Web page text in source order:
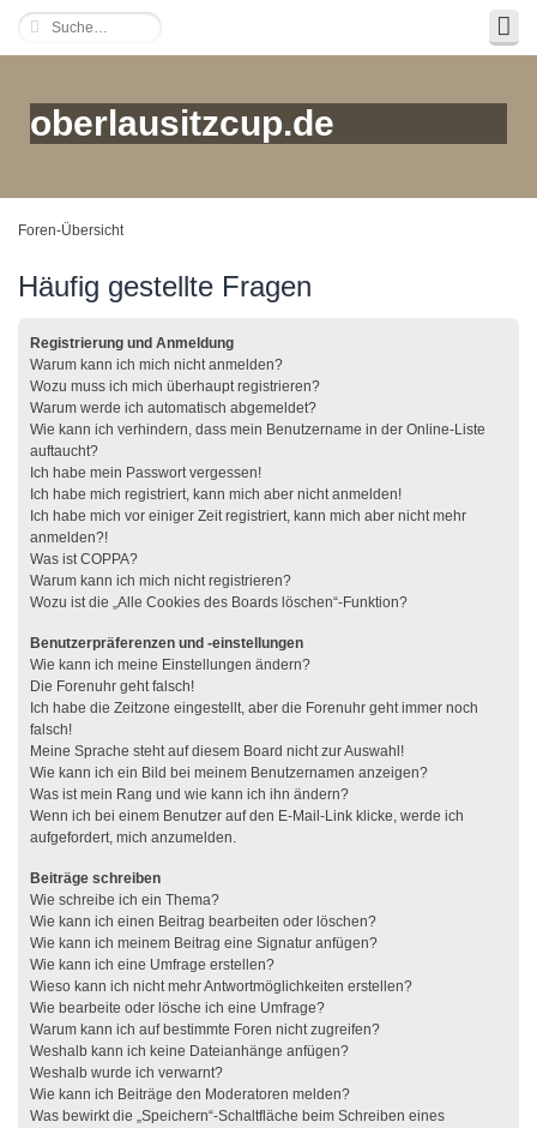
oberlausitzcup.de
Foren-Übersicht
Häufig gestellte Fragen
Registrierung und Anmeldung
Warum kann ich mich nicht anmelden?
Wozu muss ich mich überhaupt registrieren?
Warum werde ich automatisch abgemeldet?
Wie kann ich verhindern, dass mein Benutzername in der Online-Liste
auftaucht?
Ich habe mein Passwort vergessen!
Ich habe mich registriert, kann mich aber nicht anmelden!
Ich habe mich vor einiger Zeit registriert, kann mich aber nicht mehr
anmelden?!
Was ist COPPA?
Warum kann ich mich nicht registrieren?
Wozu ist die „Alle Cookies des Boards löschen“-Funktion?
Benutzerpräferenzen und -einstellungen
Wie kann ich meine Einstellungen ändern?
Die Forenuhr geht falsch!
Ich habe die Zeitzone eingestellt, aber die Forenuhr geht immer noch
falsch!
Meine Sprache steht auf diesem Board nicht zur Auswahl!
Wie kann ich ein Bild bei meinem Benutzernamen anzeigen?
Was ist mein Rang und wie kann ich ihn ändern?
Wenn ich bei einem Benutzer auf den E-Mail-Link klicke, werde ich
aufgefordert, mich anzumelden.
Beiträge schreiben
Wie schreibe ich ein Thema?
Wie kann ich einen Beitrag bearbeiten oder löschen?
Wie kann ich meinem Beitrag eine Signatur anfügen?
Wie kann ich eine Umfrage erstellen?
Wieso kann ich nicht mehr Antwortmöglichkeiten erstellen?
Wie bearbeite oder lösche ich eine Umfrage?
Warum kann ich auf bestimmte Foren nicht zugreifen?
Weshalb kann ich keine Dateianhänge anfügen?
Weshalb wurde ich verwarnt?
Wie kann ich Beiträge den Moderatoren melden?
Was bewirkt die „Speichern“-Schaltfläche beim Schreiben eines